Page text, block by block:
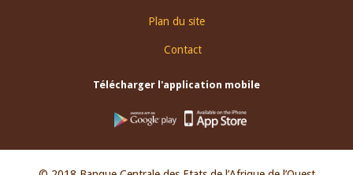
Plan du site
Contact
Télécharger l'application mobile